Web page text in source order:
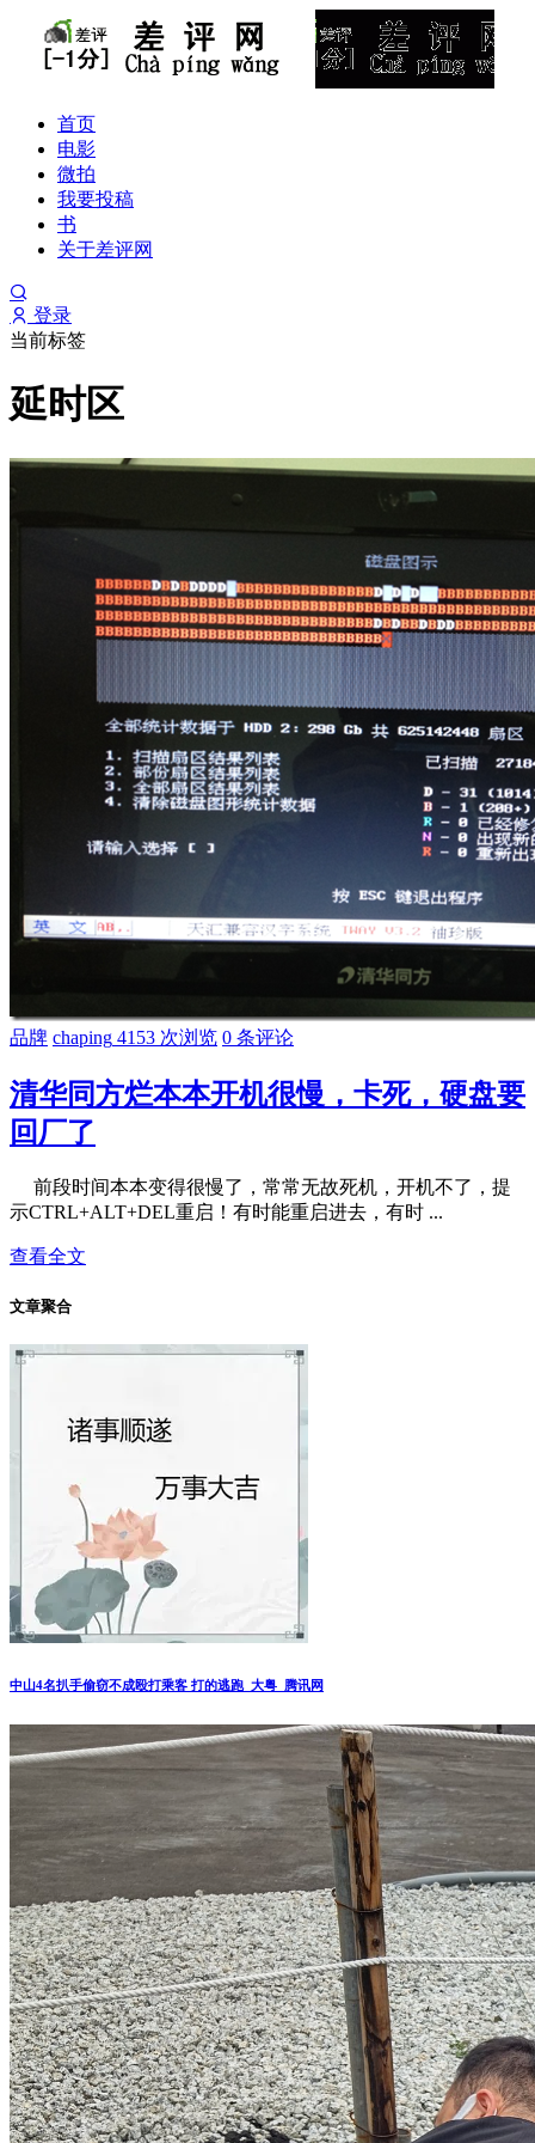
首页
电影
微拍
我要投稿
书
关于差评网
登录
当前标签
延时区
品牌 chaping 4153 次浏览 0 条评论
清华同方烂本本开机很慢，卡死，硬盘要
回厂了
前段时间本本变得很慢了，常常无故死机，开机不了，提
示CTRL+ALT+DEL重启！有时能重启进去，有时 ...
查看全文
文章聚合
中山4名扒手偷窃不成殴打乘客 打的逃跑_大粤_腾讯网